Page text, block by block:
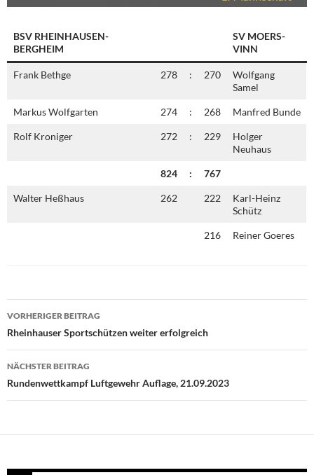
BSV RHEINHAUSEN-
BERGHEIM
SV MOERS-
VINN
Frank Bethge 278 : 270
Wolfgang
Samel
Markus Wolfgarten 274 : 268 Manfred Bunde
Rolf Kroniger 272 : 229
Holger
Neuhaus
824 : 767
Walter Heßhaus 262 222
Karl-Heinz
Schütz
216 Reiner Goeres
Beitragsnavigation
VORHERIGER BEITRAG
Rheinhauser Sportschützen weiter erfolgreich
NÄCHSTER BEITRAG
Rundenwettkampf Luftgewehr Auflage, 21.09.2023